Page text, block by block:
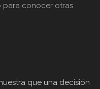
para conocer otras
que una decisión